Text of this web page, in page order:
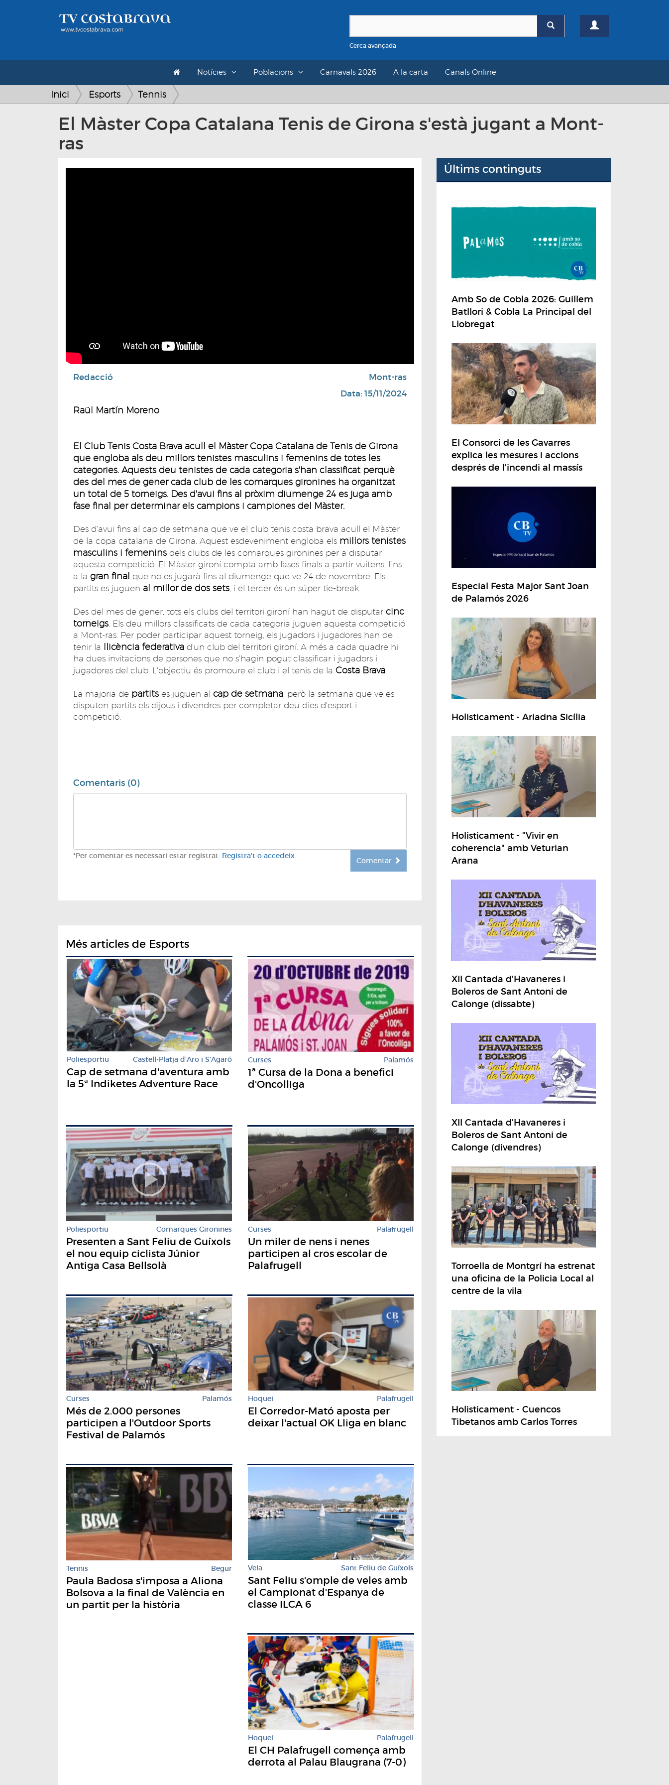
Cerca avançada
Notícies Poblacions Carnavals 2026 A la carta Canals Online
Inici Esports Tennis
El Màster Copa Catalana Tenis de Girona s'està jugant a Mont-
ras
Redacció
Mont-ras
Data: 15/11/2024
Raül Martín Moreno
El Club Tenis Costa Brava acull el Màster Copa Catalana de Tenis de Girona
que engloba als deu millors tenistes masculins i femenins de totes les
categories. Aquests deu tenistes de cada categoria s'han classificat perquè
des del mes de gener cada club de les comarques gironines ha organitzat
un total de 5 torneigs. Des d'avui fins al pròxim diumenge 24 es juga amb
fase final per determinar els campions i campiones del Màster.
Des d'avui fins al cap de setmana que ve el club tenis costa brava acull el Màster
de la copa catalana de Girona. Aquest esdeveniment engloba els millors tenistes
masculins i femenins dels clubs de les comarques gironines per a disputar
aquesta competició. El Màster gironí compta amb fases finals a partir vuitens, fins
a la gran final que no es jugarà fins al diumenge que ve 24 de novembre. Els
partits es juguen al millor de dos sets , i el tercer és un súper tie-break.
Des del mes de gener, tots els clubs del territori gironí han hagut de disputar cinc
torneigs . Els deu millors classificats de cada categoria juguen aquesta competició
a Mont-ras. Per poder participar aquest torneig, els jugadors i jugadores han de
tenir la llicència federativa d'un club del territori gironí. A més a cada quadre hi
ha dues invitacions de persones que no s'hagin pogut classificar i jugadors i
jugadores del club. L'objectiu és promoure el club i el tenis de la Costa Brava
La majoria de partits es juguen al cap de setmana , però la setmana que ve es
disputen partits els dijous i divendres per completar deu dies d'esport i
competició.
Comentaris (0)
*Per comentar es necessari estar registrat. Registra't o accedeix
Comentar
Més articles de Esports
Poliesportiu Castell-Platja d'Aro i S'Agaró
Cap de setmana d'aventura amb
la 5ª Indiketes Adventure Race
Curses Palamós
1ª Cursa de la Dona a benefici
d'Oncolliga
Poliesportiu Comarques Gironines
Presenten a Sant Feliu de Guíxols
el nou equip ciclista Júnior
Antiga Casa Bellsolà
Curses Palafrugell
Un miler de nens i nenes
participen al cros escolar de
Palafrugell
Curses Palamós
Més de 2.000 persones
participen a l'Outdoor Sports
Festival de Palamós
Hoquei Palafrugell
El Corredor-Mató aposta per
deixar l'actual OK Lliga en blanc
Tennis Begur
Paula Badosa s'imposa a Aliona
Bolsova a la final de València en
un partit per la història
Vela Sant Feliu de Guíxols
Sant Feliu s'omple de veles amb
el Campionat d'Espanya de
classe ILCA 6
Hoquei Palafrugell
El CH Palafrugell comença amb
derrota al Palau Blaugrana (7-0)
Últims continguts
Amb So de Cobla 2026: Guillem
Batllori & Cobla La Principal del
Llobregat
El Consorci de les Gavarres
explica les mesures i accions
després de l'incendi al massís
Especial Festa Major Sant Joan
de Palamós 2026
Holisticament - Ariadna Sicília
Holisticament - "Vivir en
coherencia" amb Veturian
Arana
XII Cantada d'Havaneres i
Boleros de Sant Antoni de
Calonge (dissabte)
XII Cantada d'Havaneres i
Boleros de Sant Antoni de
Calonge (divendres)
Torroella de Montgrí ha estrenat
una oficina de la Policia Local al
centre de la vila
Holisticament - Cuencos
Tibetanos amb Carlos Torres